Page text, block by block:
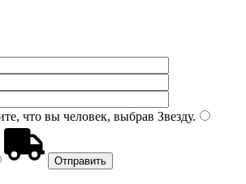
что вы человек, выбрав Звезду.